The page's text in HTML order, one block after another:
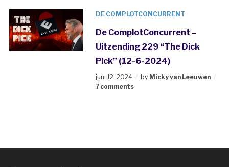
DE COMPLOTCONCURRENT
De ComplotConcurrent –
Uitzending 229 “The Dick
Pick” (12-6-2024)
juni 12, 2024 by Micky van Leeuwen
7 comments